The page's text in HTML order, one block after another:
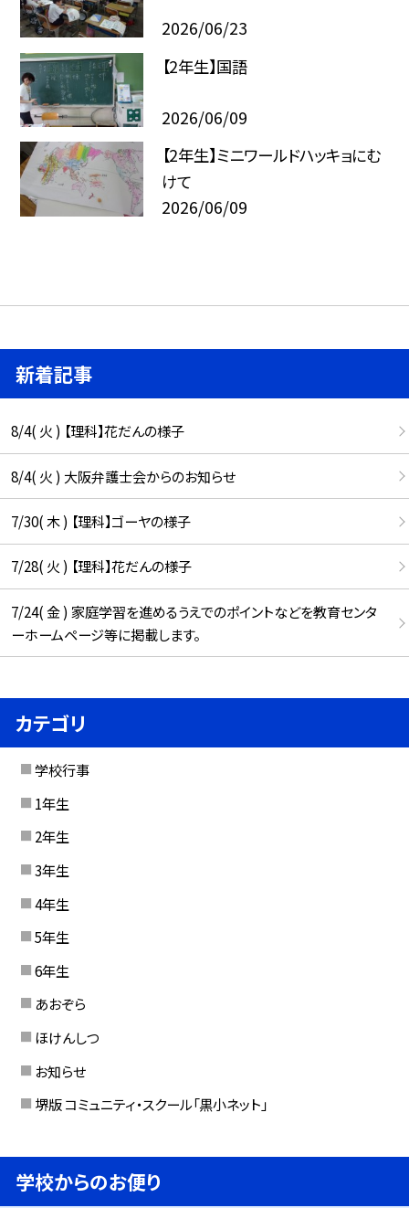
2026/06/23
【2年生】国語
2026/06/09
【2年生】ミニワールドハッキョにむ
けて
2026/06/09
新着記事
8/4( 火 ) 【理科】花だんの様子
8/4( 火 ) 大阪弁護士会からのお知らせ
7/30( 木 ) 【理科】ゴーヤの様子
7/28( 火 ) 【理科】花だんの様子
7/24( 金 ) 家庭学習を進めるうえでのポイントなどを教育センタ
ーホームページ等に掲載します。
カテゴリ
学校行事
1年生
2年生
3年生
4年生
5年生
6年生
あおぞら
ほけんしつ
お知らせ
堺版 コミュニティ・スクール「黒小ネット」
学校からのお便り